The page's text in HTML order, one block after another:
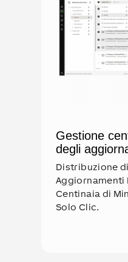
Gestione
degli
Distribuzione di
Aggiornamenti
Centinaia di
Solo Clic.